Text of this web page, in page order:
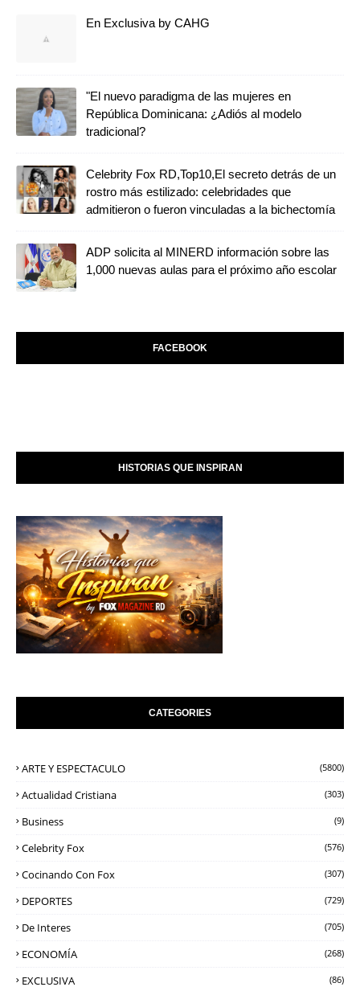
En Exclusiva by CAHG
"El nuevo paradigma de las mujeres en
República Dominicana: ¿Adiós al modelo
tradicional?
Celebrity Fox RD,Top10,El secreto detrás de un
rostro más estilizado: celebridades que
admitieron o fueron vinculadas a la bichectomía
ADP solicita al MINERD información sobre las
1,000 nuevas aulas para el próximo año escolar
FACEBOOK
HISTORIAS QUE INSPIRAN
CATEGORIES
ARTE Y ESPECTACULO (5800)
Actualidad Cristiana (303)
Business (9)
Celebrity Fox (576)
Cocinando Con Fox (307)
DEPORTES (729)
De Interes (705)
ECONOMÍA (268)
EXCLUSIVA (86)